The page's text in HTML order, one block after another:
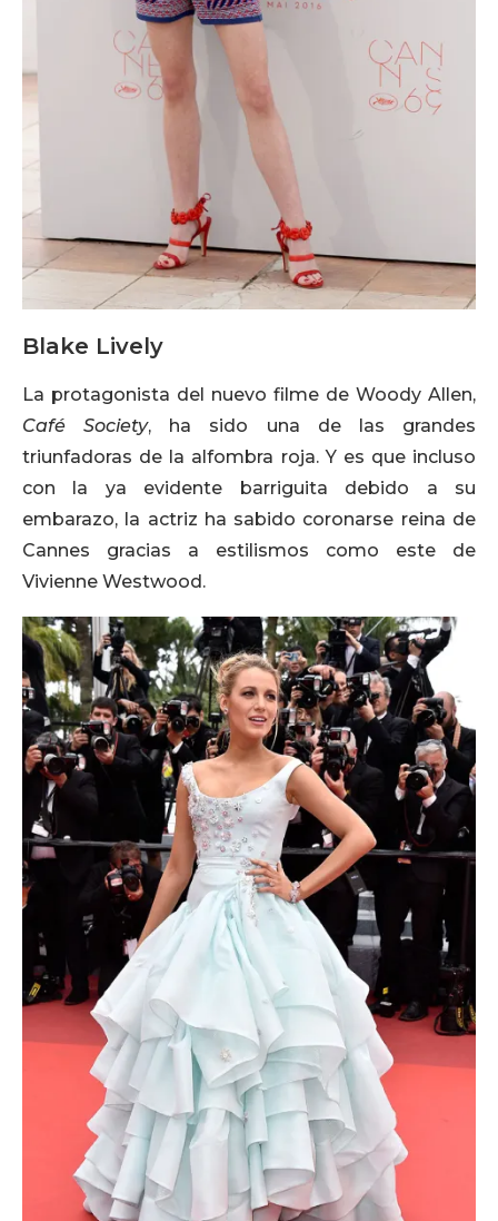
Blake Lively
La protagonista del nuevo filme de Woody Allen,
Café Society, ha sido una de las grandes
triunfadoras de la alfombra roja. Y es que incluso
con la ya evidente barriguita debido a su
embarazo, la actriz ha sabido coronarse reina de
Cannes gracias a estilismos como este de
Vivienne Westwood.